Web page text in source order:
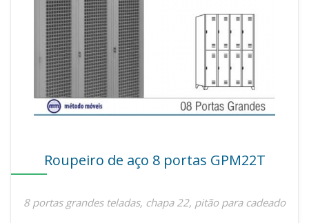
Roupeiro de aço 8 portas GPM22T
8 portas grandes teladas, chapa 22, pitão para cadeado